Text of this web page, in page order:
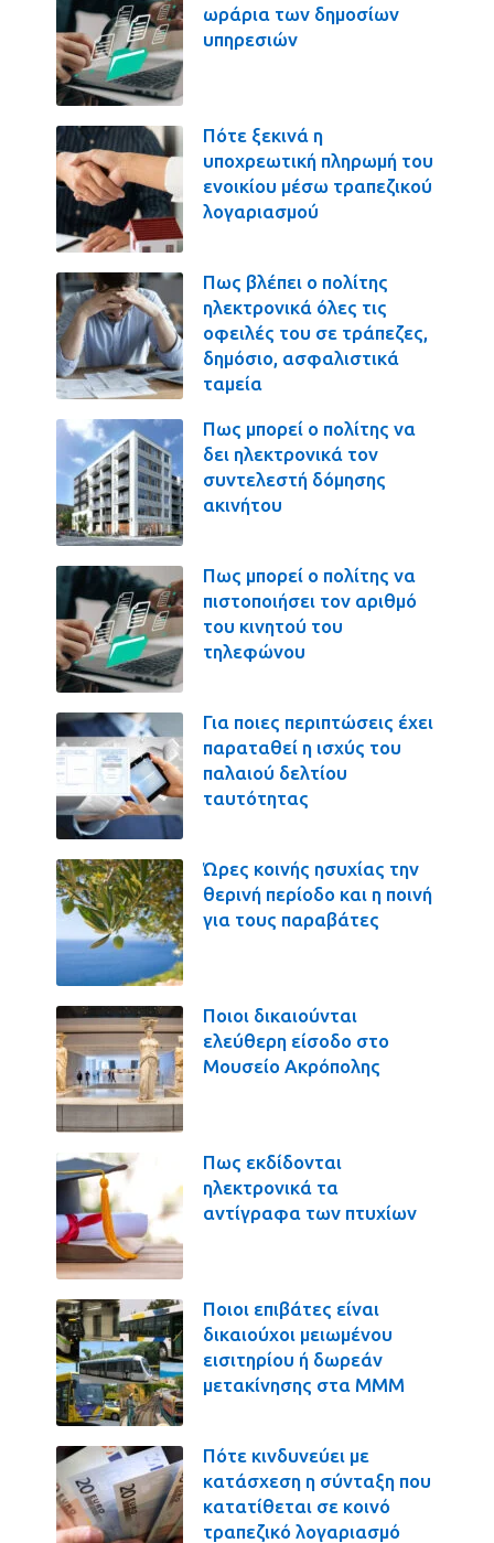
ωράρια των δημοσίων
υπηρεσιών
Πότε ξεκινά η
υποχρεωτική πληρωμή του
ενοικίου μέσω τραπεζικού
λογαριασμού
Πως βλέπει ο πολίτης
ηλεκτρονικά όλες τις
οφειλές του σε τράπεζες,
δημόσιο, ασφαλιστικά
ταμεία
Πως μπορεί ο πολίτης να
δει ηλεκτρονικά τον
συντελεστή δόμησης
ακινήτου
Πως μπορεί ο πολίτης να
πιστοποιήσει τον αριθμό
του κινητού του
τηλεφώνου
Για ποιες περιπτώσεις έχει
παραταθεί η ισχύς του
παλαιού δελτίου
ταυτότητας
Ώρες κοινής ησυχίας την
θερινή περίοδο και η ποινή
για τους παραβάτες
Ποιοι δικαιούνται
ελεύθερη είσοδο στο
Μουσείο Ακρόπολης
Πως εκδίδονται
ηλεκτρονικά τα
αντίγραφα των πτυχίων
Ποιοι επιβάτες είναι
δικαιούχοι μειωμένου
εισιτηρίου ή δωρεάν
μετακίνησης στα ΜΜΜ
Πότε κινδυνεύει με
κατάσχεση η σύνταξη που
κατατίθεται σε κοινό
τραπεζικό λογαριασμό